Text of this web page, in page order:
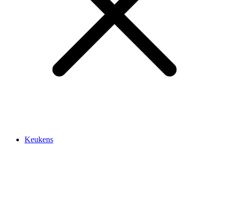
Keukens